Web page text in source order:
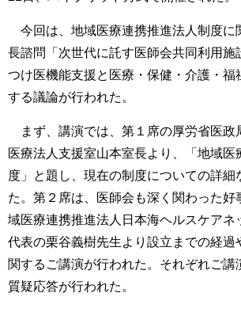
今回は、地域医療連携推進法人制度に
長諮問「次世代に託す医師会共同利用施
つけ医機能支援と医療・保健・介護・福
する議論が行われた。
まず、講演では、第１席の厚労省医政
医療法人支援室山本室長より、「地域医
度」と題し、現在の制度についての詳細
た。第２席は、医師会も深く関わった好
域医療連携推進法人日本海ヘルスケアネ
代表の栗谷義樹先生より設立までの経過
関するご講演が行われた。それぞれご講
質疑応答が行われた。